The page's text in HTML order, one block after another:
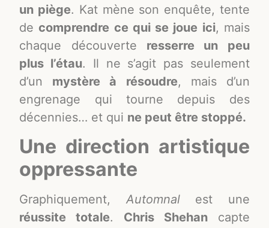
un piège. Kat mène son enquête, tente
decomprendre ce qui se joue ici, mais
chaque découverte resserre un peu
plus l’étau. Il ne s’agit pas seulement
d’un mystère à résoudre, mais d’un
engrenage qui tourne depuis des
décennies… et qui ne peut être stoppé.
Une direction artistique
oppressante
Graphiquement, Automnalest une
réussite totale. Chris Shehancapte